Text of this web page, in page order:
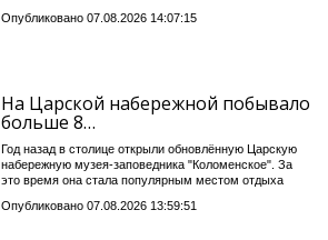
Опубликовано 07.08.2026 14:07:15
На Царской набережной побывало
больше 8…
Год назад в столице открыли обновлённую Царскую
набережную музея-заповедника "Коломенское". За
это время она стала популярным местом отдыха
Опубликовано 07.08.2026 13:59:51